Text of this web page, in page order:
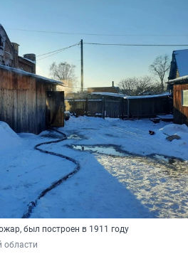
был построен в 1911 году
области